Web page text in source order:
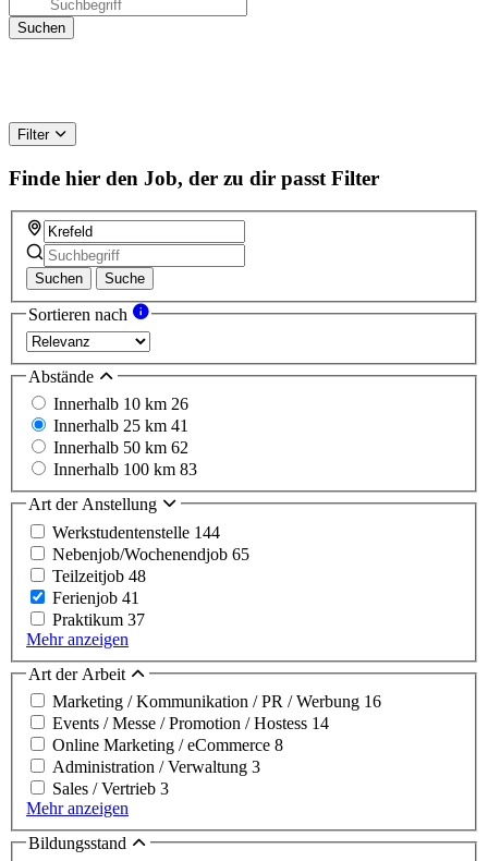
Filter
Finde hier den Job, der zu dir passt Filter
Suchen Suche
Sortieren nach
Abstände
Innerhalb 10 km 26
Innerhalb 25 km 41
Innerhalb 50 km 62
Innerhalb 100 km 83
Art der Anstellung
Werkstudentenstelle 144
Nebenjob/Wochenendjob 65
Teilzeitjob 48
Ferienjob 41
Praktikum 37
Mehr anzeigen
Art der Arbeit
Marketing / Kommunikation / PR / Werbung 16
Events / Messe / Promotion / Hostess 14
Online Marketing / eCommerce 8
Administration / Verwaltung 3
Sales / Vertrieb 3
Mehr anzeigen
Bildungsstand